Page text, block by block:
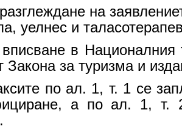
на
уелнес и
в Националния
Закона за туризма и
по ал. 1, т. 1 се
а по ал. 1, т.